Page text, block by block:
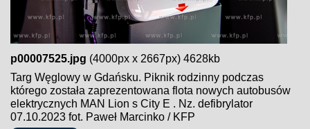
p00007525.jpg (4000px x 2667px) 4628kb
Targ Węglowy w Gdańsku. Piknik rodzinny podczas
którego została zaprezentowana flota nowych autobusów
elektrycznych MAN Lion s City E . Nz. defibrylator
07.10.2023 fot. Paweł Marcinko / KFP